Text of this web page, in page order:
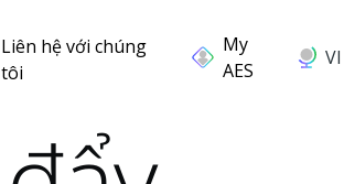
Liên hệ với chúng
tôi
VI